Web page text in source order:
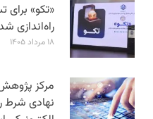
«تکو» برای
راه‌اندازی
۱۸ مرداد ۱۴۰۵
مرکز